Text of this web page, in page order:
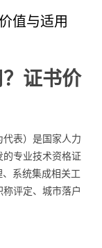
值与适用
证书价
表）是国家人力
的专业技术资格证
系统集成相关工
评定、城市落户